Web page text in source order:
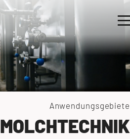
Anwendungsgebiete
MOLCHTECHNIK